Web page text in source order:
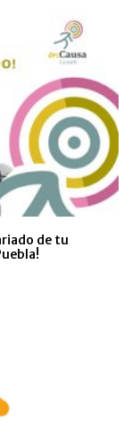
de tu